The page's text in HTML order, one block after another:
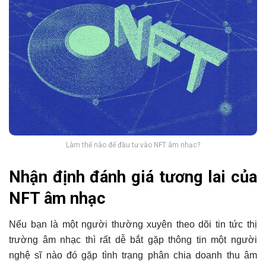
Làm thế nào để đầu tư vào NFT âm nhạc?
Nhận định đánh giá tương lai của
NFT âm nhạc
Nếu bạn là một người thường xuyên theo dõi tin tức thị
trường âm nhạc thì rất dễ bắt gặp thông tin một người
nghệ sĩ nào đó gặp tình trạng phân chia doanh thu âm